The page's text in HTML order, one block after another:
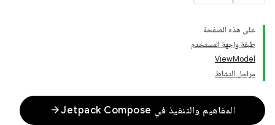
على هذه الصفحة
طبقة واجهة المستخدم
ViewModel
مراحل النشاط
المفاهيم والتنفيذ في Jetpack Compose arrow_forward